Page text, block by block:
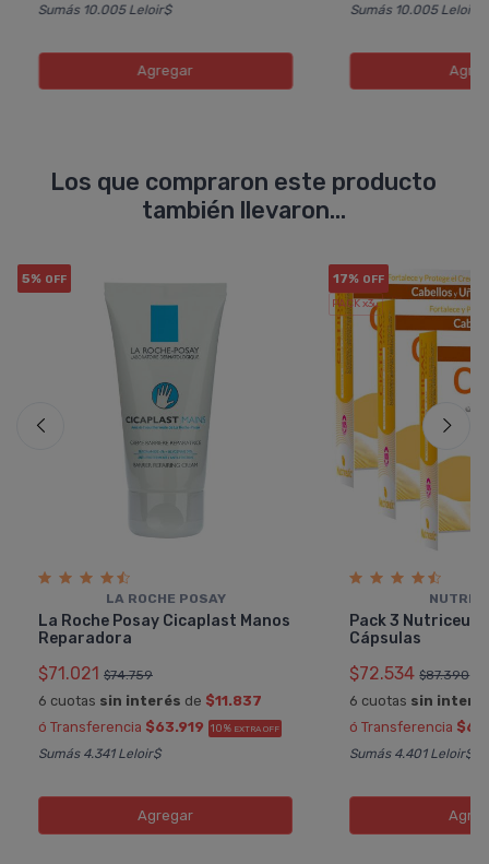
Sumás 10.005 Leloir$
Agregar
Sumás 10.005 Leloir$
Los que compraron este producto
también llevaron...
5% OFF
LA ROCHE POSAY
La Roche Posay Cicaplast Manos
Reparadora
$71.021 $74.759
6 cuotas sin interés de $11.837
ó Transferencia $63.919 10% EXTRA OFF
Sumás 4.341 Leloir$
Agregar
17% OFF
PACK x3u.
Pack 3
Cápsulas
$72.534 $87.390
6 cuotas sin
ó Transferencia
Sumás 4.401 Leloir$